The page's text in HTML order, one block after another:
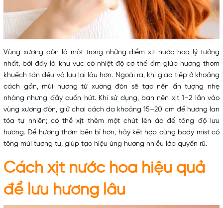
Vùng xương đòn là một trong những điểm xịt nước hoa lý tưởng
nhất, bởi đây là khu vực có nhiệt độ cơ thể ấm giúp hương thơm
khuếch tán đều và lưu lại lâu hơn. Ngoài ra, khi giao tiếp ở khoảng
cách gần, mùi hương từ xương đòn sẽ tạo nên ấn tượng nhẹ
nhàng nhưng đầy cuốn hút. Khi sử dụng, bạn nên xịt 1–2 lần vào
vùng xương đòn, giữ chai cách da khoảng 15–20 cm để hương lan
tỏa tự nhiên; có thể xịt thêm một chút lên áo để tăng độ lưu
hương. Để hương thơm bền bỉ hơn, hãy kết hợp cùng body mistcó
tông mùi tương tự, giúp tạo hiệu ứng hương nhiều lớp quyến rũ.
Cách xịt nước hoa hiệu quả
để lưu hương lâu